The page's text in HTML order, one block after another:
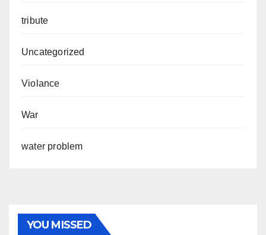
tribute
Uncategorized
Violance
War
water problem
YOU MISSED